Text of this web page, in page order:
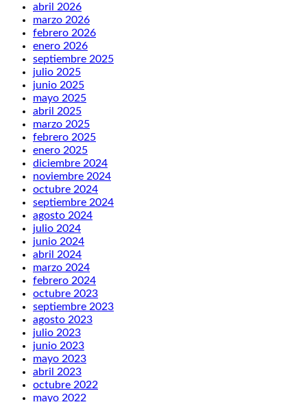
abril 2026
marzo 2026
febrero 2026
enero 2026
septiembre 2025
julio 2025
junio 2025
mayo 2025
abril 2025
marzo 2025
febrero 2025
enero 2025
diciembre 2024
noviembre 2024
octubre 2024
septiembre 2024
agosto 2024
julio 2024
junio 2024
abril 2024
marzo 2024
febrero 2024
octubre 2023
septiembre 2023
agosto 2023
julio 2023
junio 2023
mayo 2023
abril 2023
octubre 2022
mayo 2022